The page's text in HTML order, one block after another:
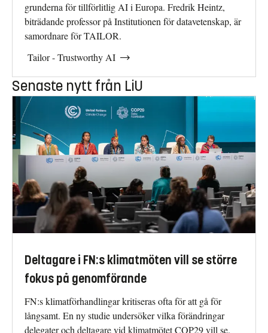
grunderna för tillförlitlig AI i Europa. Fredrik Heintz,
biträdande professor på Institutionen för datavetenskap, är
samordnare för TAILOR.
Tailor - Trustworthy AI
Senaste nytt från LiU
Deltagare i FN:s klimatmöten vill se större
fokus på genomförande
FN:s klimatförhandlingar kritiseras ofta för att gå för
långsamt. En ny studie undersöker vilka förändringar
delegater och deltagare vid klimatmötet COP29 vill se.